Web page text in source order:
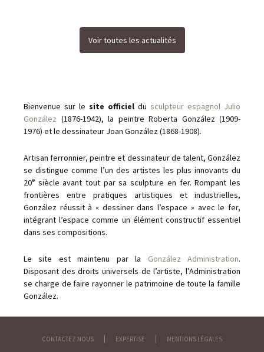
Voir toutes les actualités
Bienvenue sur le site officiel du sculpteur espagnol Julio
González (1876-1942), la peintre Roberta González (1909-
1976) et le dessinateur Joan González (1868-1908).
Artisan ferronnier, peintre et dessinateur de talent, González
se distingue comme l’un des artistes les plus innovants du
20e siècle avant tout par sa sculpture en fer. Rompant les
frontières entre pratiques artistiques et industrielles,
González réussit à « dessiner dans l’espace » avec le fer,
intégrant l’espace comme un élément constructif essentiel
dans ses compositions.
Le site est maintenu par la González Administration.
Disposant des droits universels de l’artiste, l’Administration
se charge de faire rayonner le patrimoine de toute la famille
González.
CONTACTEZ NOUS EXPERTISE MENTIONS LÉGALES